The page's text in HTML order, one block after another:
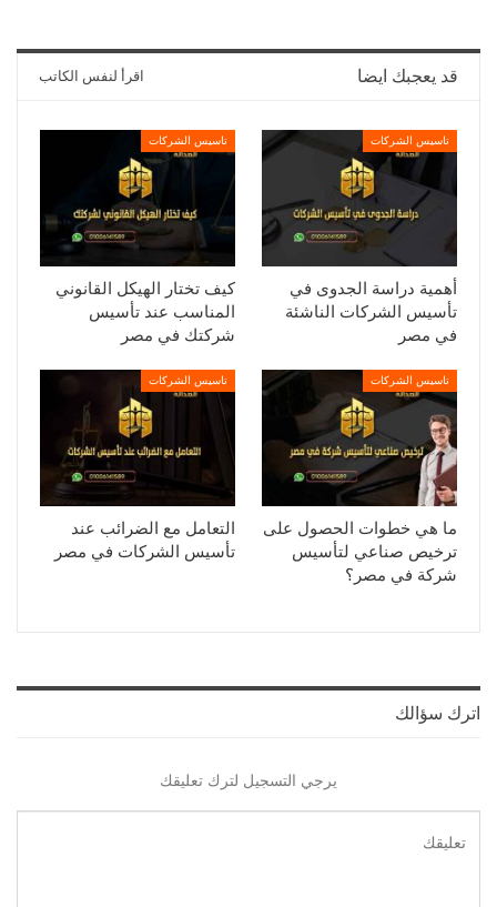
قد يعجبك ايضا اقرأ لنفس الكاتب
تاسيس الشركات
أهمية دراسة الجدوى في
تأسيس الشركات الناشئة
في مصر
تاسيس الشركات
كيف تختار الهيكل القانوني
المناسب عند تأسيس
شركتك في مصر
تاسيس الشركات
ما هي خطوات الحصول على
ترخيص صناعي لتأسيس
شركة في مصر؟
تاسيس الشركات
التعامل مع الضرائب عند
تأسيس الشركات في مصر
اترك سؤالك
يرجي التسجيل لترك تعليقك